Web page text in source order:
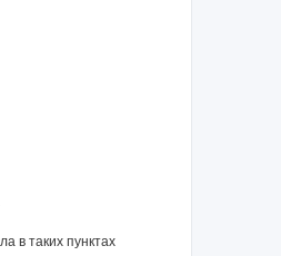
в таких пунктах